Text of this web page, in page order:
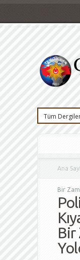
Ana
Bir
Bir